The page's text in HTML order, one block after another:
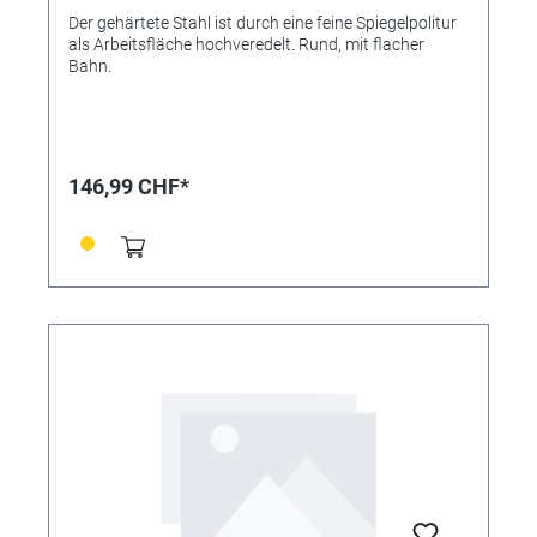
Der gehärtete Stahl ist durch eine feine Spiegelpolitur
als Arbeitsfläche hochveredelt. Rund, mit flacher
Bahn.
146,99 CHF*